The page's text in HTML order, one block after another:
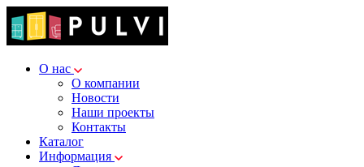
О нас
О компании
Новости
Наши проекты
Контакты
Каталог
Информация